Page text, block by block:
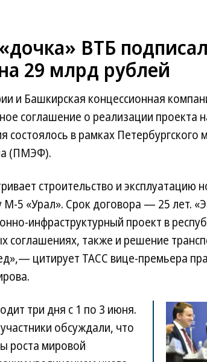
ВТБ
29 млрд рублей
и Башкирская концессионная
соглашение о реализации проекта
состоялось в рамках Петербургского
(ПМЭФ).
строительство и эксплуатацию
М-5 «Урал». Срок договора — 25 лет.
инфраструктурный проект в
соглашениях, также и решение
цитирует ТАСС вице-премьера
три дня с 1 по 3 июня.
обсуждали, что
роста мировой